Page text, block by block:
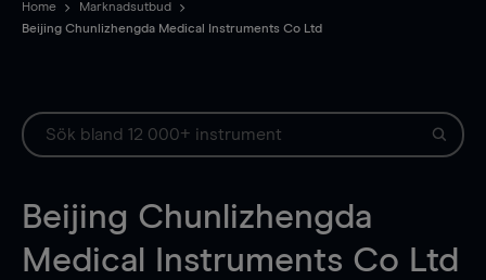
Home
Marknadsutbud
Beijing Chunlizhengda Medical Instruments Co Ltd
Beijing Chunlizhengda
Medical Instruments Co Ltd